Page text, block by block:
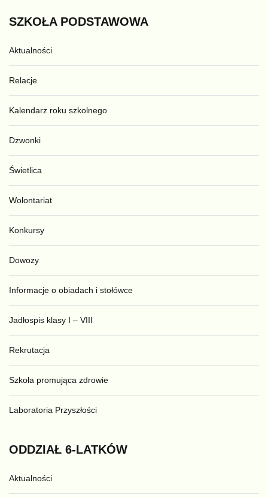
SZKOŁA PODSTAWOWA
Aktualności
Relacje
Kalendarz roku szkolnego
Dzwonki
Świetlica
Wolontariat
Konkursy
Dowozy
Informacje o obiadach i stołówce
Jadłospis klasy I – VIII
Rekrutacja
Szkoła promująca zdrowie
Laboratoria Przyszłości
ODDZIAŁ 6-LATKÓW
Aktualności